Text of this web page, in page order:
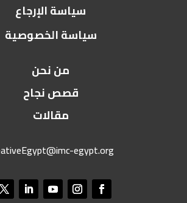
سياسة الإرجاع
سياسة الخصوصية
من نحن
قصص نجاح
مقالات
egypt.org